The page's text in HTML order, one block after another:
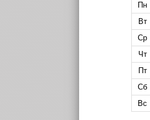
Пн
Вт
Ср
Чт
Пт
Сб
Вс